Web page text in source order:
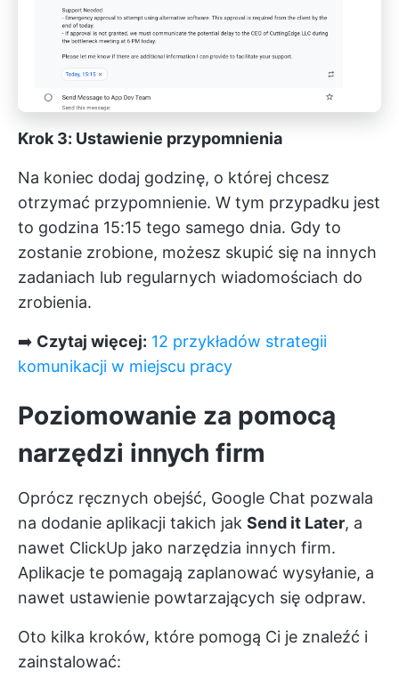
Krok 3: Ustawienie przypomnienia
Na koniec dodaj godzinę, o której chcesz
otrzymać przypomnienie. W tym przypadku jest
to godzina 15:15 tego samego dnia. Gdy to
zostanie zrobione, możesz skupić się na innych
zadaniach lub regularnych wiadomościach do
zrobienia.
➡️ Czytaj więcej: 12 przykładów strategii
komunikacji w miejscu pracy
Poziomowanie za pomocą
narzędzi innych firm
Oprócz ręcznych obejść, Google Chat pozwala
na dodanie aplikacji takich jak Send it Later, a
nawet ClickUp jako narzędzia innych firm.
Aplikacje te pomagają zaplanować wysyłanie, a
nawet ustawienie powtarzających się odpraw.
Oto kilka kroków, które pomogą Ci je znaleźć i
zainstalować: